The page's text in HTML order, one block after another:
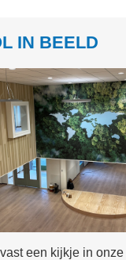
IN BEELD
een kijkje in